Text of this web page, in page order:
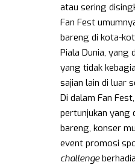
atau sering
Fan Fest
bareng di kota-
Piala Dunia, yang
yang tidak
sajian lain di luar
Di dalam Fan
pertunjukan yang
bareng, konser
event promosi
challenge